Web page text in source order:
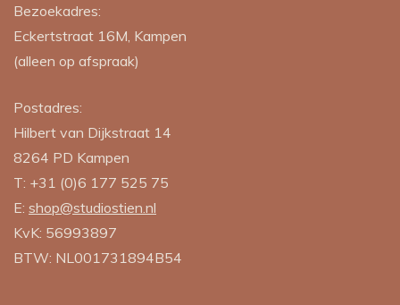
Bezoekadres:
Eckertstraat 16M, Kampen
(alleen op afspraak)
Postadres:
Hilbert van Dijkstraat 14
8264 PD Kampen
T: +31 (0)6 177 525 75
E: shop@studiostien.nl
KvK: 56993897
BTW: NL001731894B54